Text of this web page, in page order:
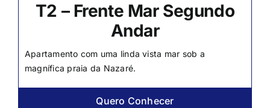
T2 – Frente Mar Segundo
Andar
Apartamento com uma linda vista mar sob a
magnífica praia da Nazaré.
Quero Conhecer